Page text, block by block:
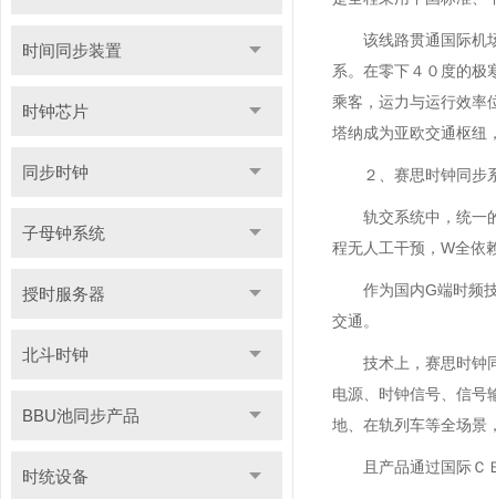
时间同步装置
时钟芯片
同步时钟
子母钟系统
授时服务器
北斗时钟
BBU池同步产品
时统设备
该线路贯通国际机
系。在零下４０度的极
乘客，运力与运行效率
塔纳成为亚欧交通枢纽
２、赛思时钟同步
轨交系统中，统一
程无人工干预，W全依
作为国内G端时频
交通。
技术上，赛思时钟
电源、时钟信号、信号
地、在轨列车等全场景
且产品通过国际